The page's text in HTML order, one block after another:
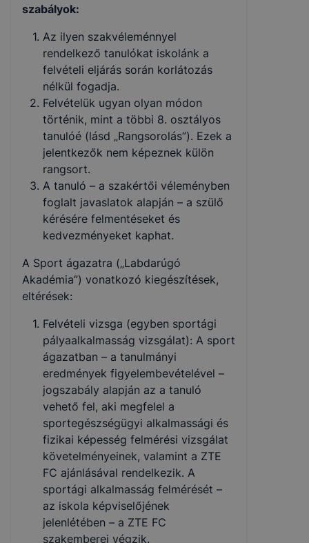
szabályok:
Az ilyen szakvéleménnyel
rendelkező tanulókat iskolánk a
felvételi eljárás során korlátozás
nélkül fogadja.
Felvételük ugyan olyan módon
történik, mint a többi 8. osztályos
tanulóé (lásd „Rangsorolás”). Ezek a
jelentkezők nem képeznek külön
rangsort.
A tanuló – a szakértői véleményben
foglalt javaslatok alapján – a szülő
ké­résére felmentéseket és
kedvezményeket kaphat.
A Sport ágazatra („Labdarúgó
Akadémia”) vonatkozó kiegészítések,
eltérések:
Felvételi vizsga (egyben sportági
pályaalkalmasság vizsgálat): A sport
ágazatban – a tanulmányi
eredmények fi­gyelembevételével –
jogszabály alapján az a tanuló
vehető fel, aki megfelel a
sportegészségügyi alkalmassági és
fizikai képesség fel­mérési vizsgálat
követelményeinek, valamint a ZTE
FC ajánlásával rendelkezik. A
sportági alkalmasság felmérését –
az is­kola képviselőjének
jelenlétében – a ZTE FC
szakemberei végzik.